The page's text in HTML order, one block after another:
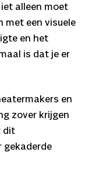
alleen moet
met een visuele
en het
is dat je er
en
zover krijgen
dit
gekaderde